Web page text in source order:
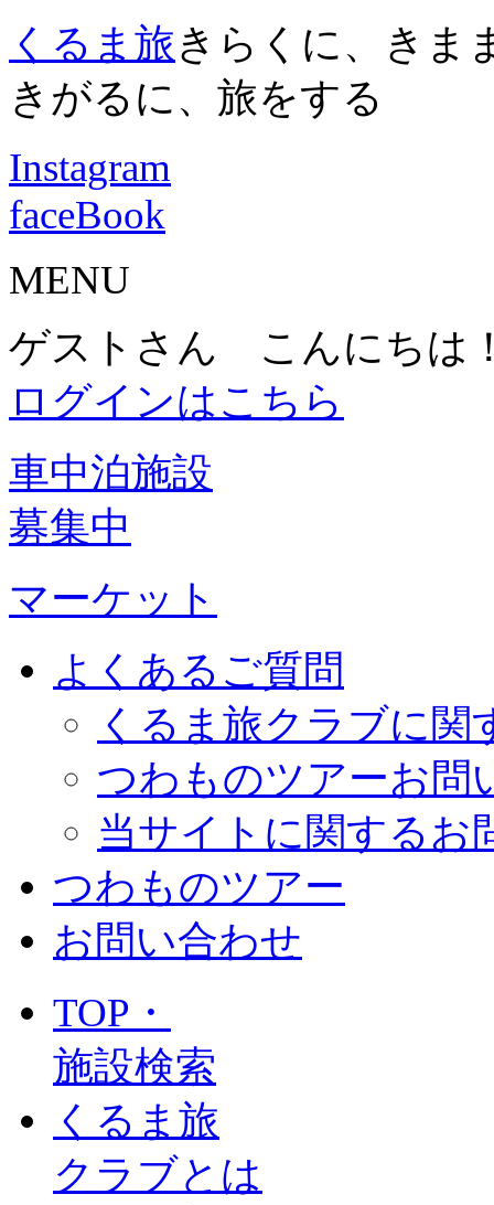
くるま旅きらくに、きま
きがるに、旅をする
Instagram
faceBook
MENU
ゲストさん こんにちは
ログインはこちら
車中泊施設
募集中
マーケット
よくあるご質問
くるま旅クラブに関
つわものツアーお問
当サイトに関するお
つわものツアー
お問い合わせ
TOP・
施設検索
くるま旅
クラブとは